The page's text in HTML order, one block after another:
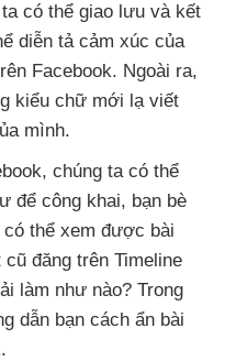
có thể giao lưu và kết
diễn tả cảm xúc của
Facebook. Ngoài ra,
kiểu chữ mới lạ viết
mình.
, chúng ta có thể
để công khai, bạn bè
có thể xem được bài
đăng trên Timeline
làm như nào? Trong
dẫn bạn cách ẩn bài